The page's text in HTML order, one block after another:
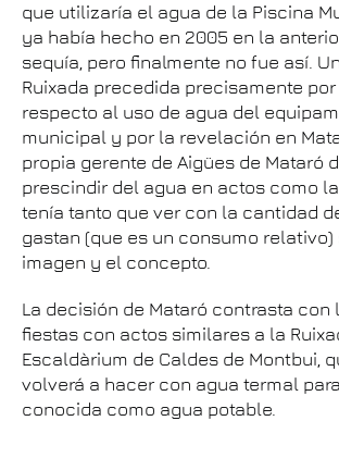
que utilizaría el agua de la Piscina
ya había hecho en 2005 en la
sequía, pero finalmente no fue así.
Ruixada precedida precisamente
respecto al uso de agua del
municipal y por la revelación en
propia gerente de Aigües de Mataró
prescindir del agua en actos como
tenía tanto que ver con la cantidad
gastan (que es un consumo relativo)
imagen y el concepto.
La decisión de Mataró contrasta con
fiestas con actos similares a la
Escaldàrium de Caldes de Montbui,
volverá a hacer con agua termal
conocida como agua potable.